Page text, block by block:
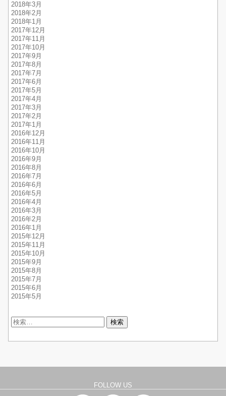
2018年3月
2018年2月
2018年1月
2017年12月
2017年11月
2017年10月
2017年9月
2017年8月
2017年7月
2017年6月
2017年5月
2017年4月
2017年3月
2017年2月
2017年1月
2016年12月
2016年11月
2016年10月
2016年9月
2016年8月
2016年7月
2016年6月
2016年5月
2016年4月
2016年3月
2016年2月
2016年1月
2015年12月
2015年11月
2015年10月
2015年9月
2015年8月
2015年7月
2015年6月
2015年5月
検
索:
FOLLOW US